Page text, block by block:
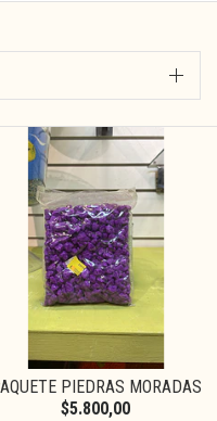
PIEDRAS MORADAS
$5.800,00